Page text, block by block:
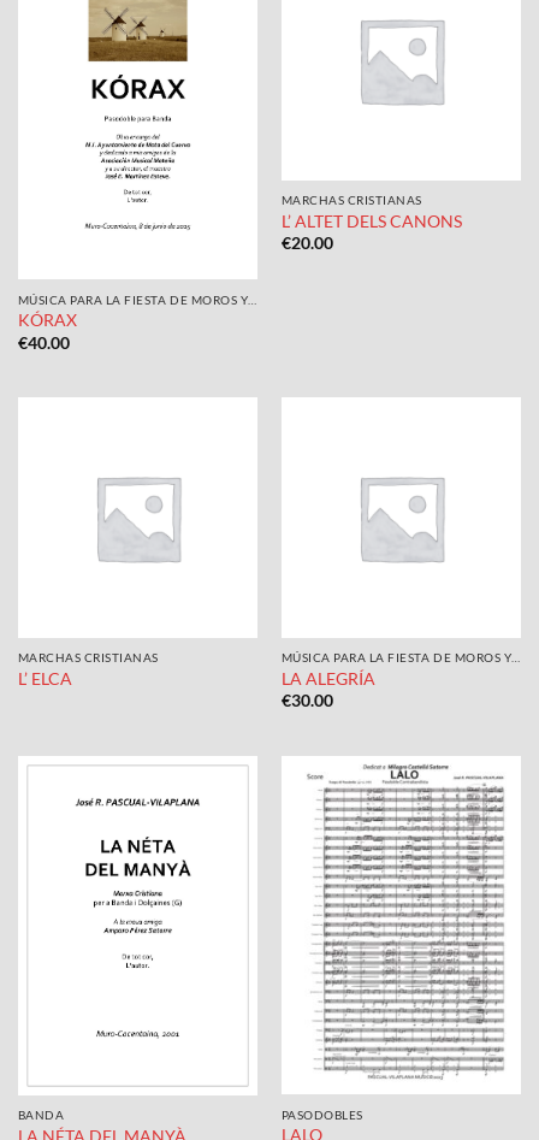
KÓRAX
€40.00
MARCHAS CRISTIANAS
L’ ALTET DELS CANONS
€20.00
MARCHAS CRISTIANAS
L’ ELCA
LA ALEGRÍA
€30.00
BANDA
LA NÉTA DEL MANYÀ
PASODOBLES
LALO